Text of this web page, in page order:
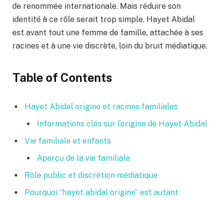
de renommée internationale. Mais réduire son
identité à ce rôle serait trop simple. Hayet Abidal
est avant tout une femme de famille, attachée à ses
racines et à une vie discrète, loin du bruit médiatique.
Table of Contents
Hayet Abidal origine et racines familiales
Informations clés sur l’origine de Hayet Abidal
Vie familiale et enfants
Aperçu de la vie familiale
Rôle public et discrétion médiatique
Pourquoi “hayet abidal origine” est autant